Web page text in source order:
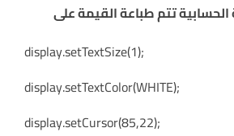
الحسابية تتم طباعة القيمة على
display.setTextSize(1);
display.setTextColor(WHITE);
display.setCursor(85,22);